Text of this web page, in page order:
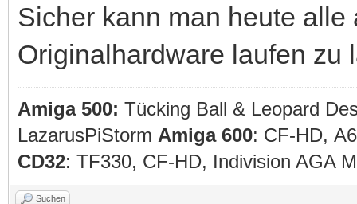
Sicher kann man heute
Originalhardware laufen zu
Amiga 500: Tücking Ball & Leopard
LazarusPiStorm Amiga 600: CF-HD,
CD32: TF330, CF-HD, Indivision AGA
Suchen